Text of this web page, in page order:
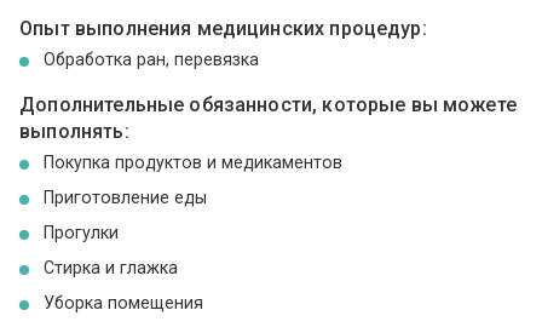
Опыт выполнения медицинских процедур:
Обработка ран, перевязка
Дополнительные обязанности, которые вы можете
выполнять:
Покупка продуктов и медикаментов
Приготовление еды
Прогулки
Стирка и глажка
Уборка помещения